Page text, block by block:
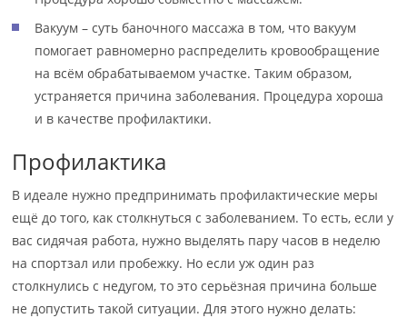
Вакуум – суть баночного массажа в том, что вакуум
помогает равномерно распределить кровообращение
на всём обрабатываемом участке. Таким образом,
устраняется причина заболевания. Процедура хороша
и в качестве профилактики.
Профилактика
В идеале нужно предпринимать профилактические меры
ещё до того, как столкнуться с заболеванием. То есть, если у
вас сидячая работа, нужно выделять пару часов в неделю
на спортзал или пробежку. Но если уж один раз
столкнулись с недугом, то это серьёзная причина больше
не допустить такой ситуации. Для этого нужно делать: